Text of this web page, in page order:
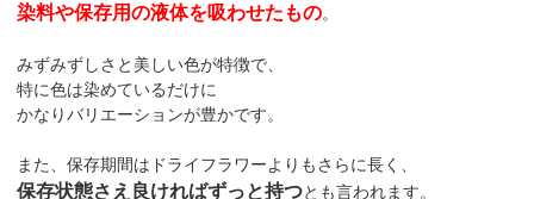
染料や保存用の液体を吸わせたもの。
みずみずしさと美しい色が特徴で、
特に色は染めているだけに
かなりバリエーションが豊かです。
また、保存期間はドライフラワーよりもさらに長く、
保存状態さえ良ければずっと持つとも言われます。